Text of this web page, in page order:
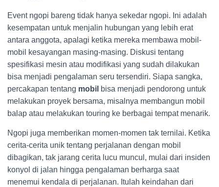
Event ngopi bareng tidak hanya sekedar ngopi. Ini adalah
kesempatan untuk menjalin hubungan yang lebih erat
antara anggota, apalagi ketika mereka membawa mobil-
mobil kesayangan masing-masing. Diskusi tentang
spesifikasi mesin atau modifikasi yang sudah dilakukan
bisa menjadi pengalaman seru tersendiri. Siapa sangka,
percakapan tentang mobil bisa menjadi pendorong untuk
melakukan proyek bersama, misalnya membangun mobil
balap atau melakukan touring ke berbagai tempat menarik.
Ngopi juga memberikan momen-momen tak ternilai. Ketika
cerita-cerita unik tentang perjalanan dengan mobil
dibagikan, tak jarang cerita lucu muncul, mulai dari insiden
konyol di jalan hingga pengalaman berharga saat
menemui kendala di perjalanan. Itulah keindahan dari